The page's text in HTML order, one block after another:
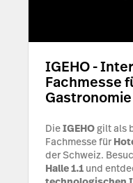
IGEHO -
Fachmesse
Gastronomie
DieIGEHO gilt als
Fachmesse für
der Schweiz.
Halle 1.1 und